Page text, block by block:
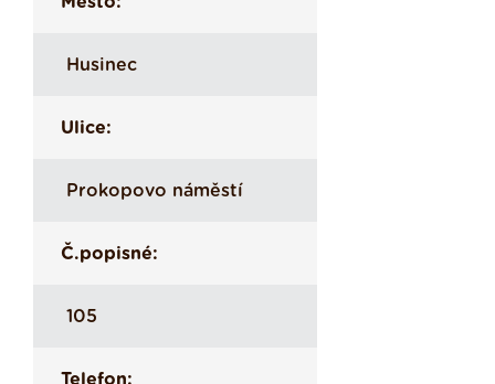
Husinec
Ulice:
Prokopovo náměstí
Č.popisné:
105
Telefon: